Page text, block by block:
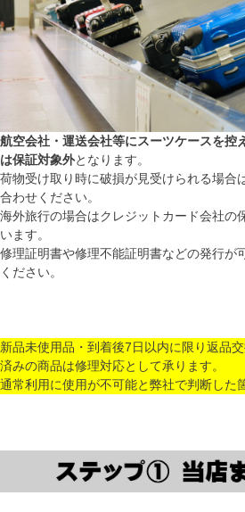
航空会社・運送会社等にスーツケースを控
は保証対象外となります。
荷物受け取り時に破損が見受けられる場合
合わせください。
海外旅行の場合はクレジットカード会社の
います。
修理証明書や修理不能証明書などの発行が
ください。
新品未使用品・到着後7日以内に限り返品
済みの商品は修理対応として承ります。
通常利用に使用が不可能と弊社で判断した